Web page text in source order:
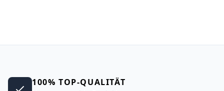
100% TOP-QUALITÄT